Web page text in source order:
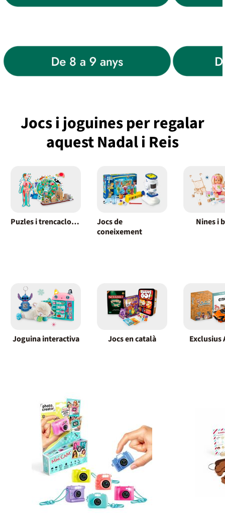
Jocs i joguines per regalar
aquest Nadal i Reis
Puzles i trencaclosques
Jocs de
coneixement
Nines i
Joguina interactiva Jocs en català Exclusius